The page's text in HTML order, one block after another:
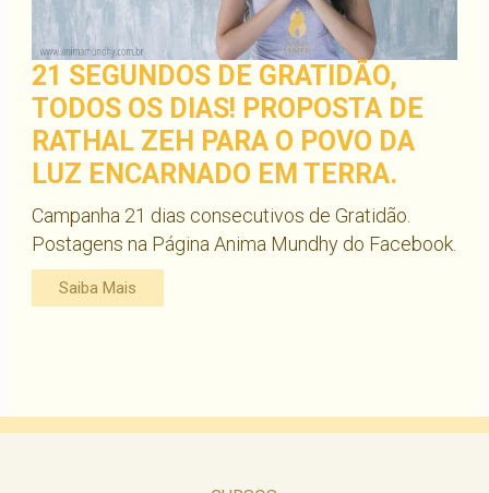
21 SEGUNDOS DE GRATIDÃO,
TODOS OS DIAS! PROPOSTA DE
RATHAL ZEH PARA O POVO DA
LUZ ENCARNADO EM TERRA.
Campanha 21 dias consecutivos de Gratidão.
Postagens na Página Anima Mundhy do Facebook.
Saiba Mais